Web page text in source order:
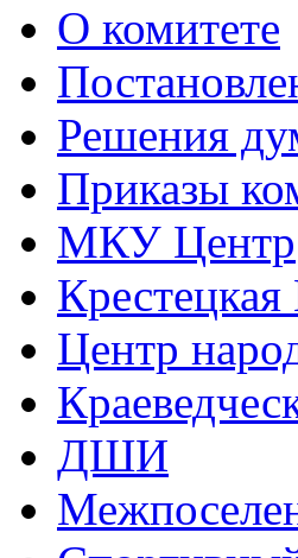
О комитете
Решения
Приказы
МКУ Центр
Центр
ДШИ